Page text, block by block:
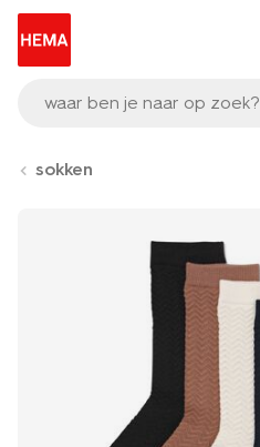
waar ben je naar op zoek?
sokken